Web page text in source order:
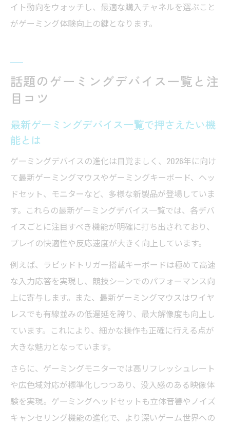
イト動向をウォッチし、最適な購入チャネルを選ぶこと
がゲーミング体験向上の鍵となります。
話題のゲーミングデバイス一覧と注
目コツ
最新ゲーミングデバイス一覧で押さえたい機
能とは
ゲーミングデバイスの進化は目覚ましく、2026年に向け
て最新ゲーミングマウスやゲーミングキーボード、ヘッ
ドセット、モニターなど、多様な新製品が登場していま
す。これらの最新ゲーミングデバイス一覧では、各デバ
イスごとに注目すべき機能が明確に打ち出されており、
プレイの快適性や反応速度が大きく向上しています。
例えば、ラピッドトリガー搭載キーボードは極めて高速
な入力応答を実現し、競技シーンでのパフォーマンス向
上に寄与します。また、最新ゲーミングマウスはワイヤ
レスでも有線並みの低遅延を誇り、最大解像度も向上し
ています。これにより、細かな操作も正確に行える点が
大きな魅力となっています。
さらに、ゲーミングモニターでは高リフレッシュレート
や広色域対応が標準化しつつあり、没入感のある映像体
験を実現。ゲーミングヘッドセットも立体音響やノイズ
キャンセリング機能の進化で、より深いゲーム世界への